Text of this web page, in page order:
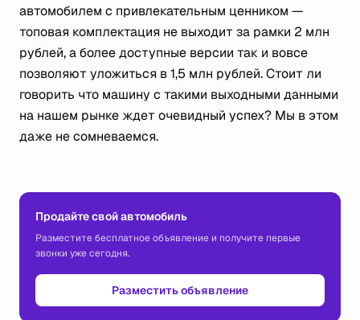
автомобилем с привлекательным ценником —
топовая комплектация не выходит за рамки 2 млн
рублей, а более доступные версии так и вовсе
позволяют уложиться в 1,5 млн рублей. Стоит ли
говорить что машину с такими выходными данными
на нашем рынке ждет очевидный успех? Мы в этом
даже не сомневаемся.
Продайте свой автомобиль
Разместите бесплатное объявление и получите первые
звонки уже сегодня.
Разместить объявление